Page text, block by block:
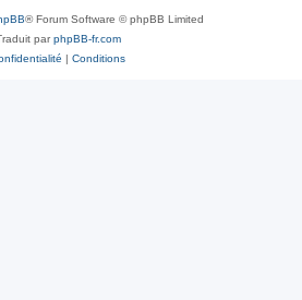
® Forum Software © phpBB Limited
parphpBB-fr.com
| Conditions